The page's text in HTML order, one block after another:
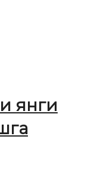
янги